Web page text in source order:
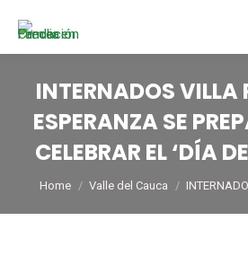
INTERNADOS VILLA
ESPERANZA SE
CELEBRAR EL ‘DÍA
You are here:
Home Valle del Cauca